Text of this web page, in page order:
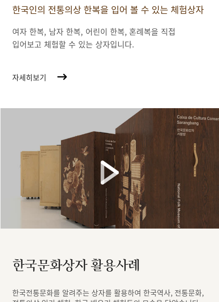
한국인의 전통의상 한복을 입어 볼 수 있는 체험상자
여자 한복, 남자 한복, 어린이 한복, 혼례복을 직접
입어보고 체험할 수 있는 상자입니다.
자세히보기
한국문화상자 활용사례
한국전통문화를 알려주는 상자를 활용하여 한국역사, 전통문화,